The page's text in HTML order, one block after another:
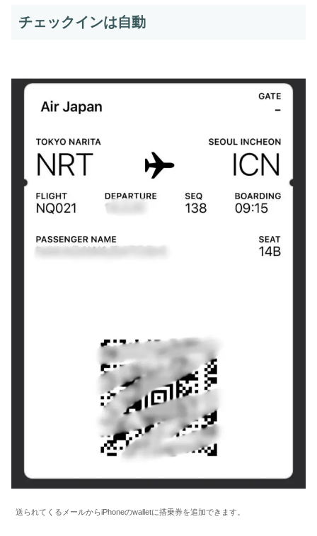
チェックインは自動
送られてくるメールからiPhoneのwalletに搭乗券を追加できます。